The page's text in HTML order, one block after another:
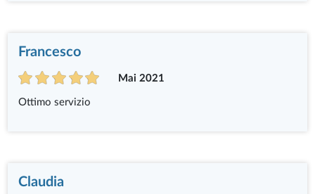
Francesco
Mai 2021
Ottimo servizio
Claudia